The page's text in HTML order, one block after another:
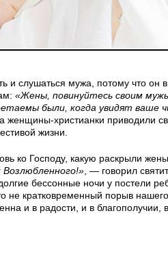
слушаться мужа, потому что он
«Жены, повинуйтесь своим
были, когда увидят ваше
женщины-христианки приводили
жизни.
ко Господу, какую раскрыли
, — говорил
бессонные ночи y постели
кpатковpеменный поpыв
и в pадости, и в благополyчии,